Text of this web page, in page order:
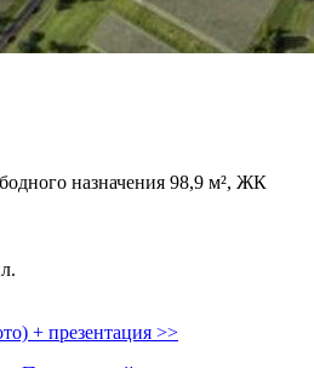
назначения 98,­9 м²,­ ЖК
+ презентация >>